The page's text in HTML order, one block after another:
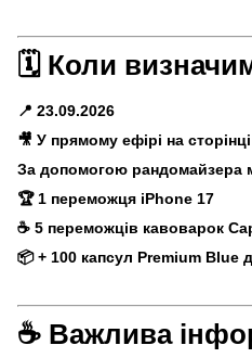
🗓 Коли
📍 23.09.2026
🎥 У прямому ефірі на
За допомогою рандомайзера
🏆 1 переможця iPhone 17
☕ 5 переможців кавоварок
📦 + 100 капсул Premium Blue
☕ Важлива